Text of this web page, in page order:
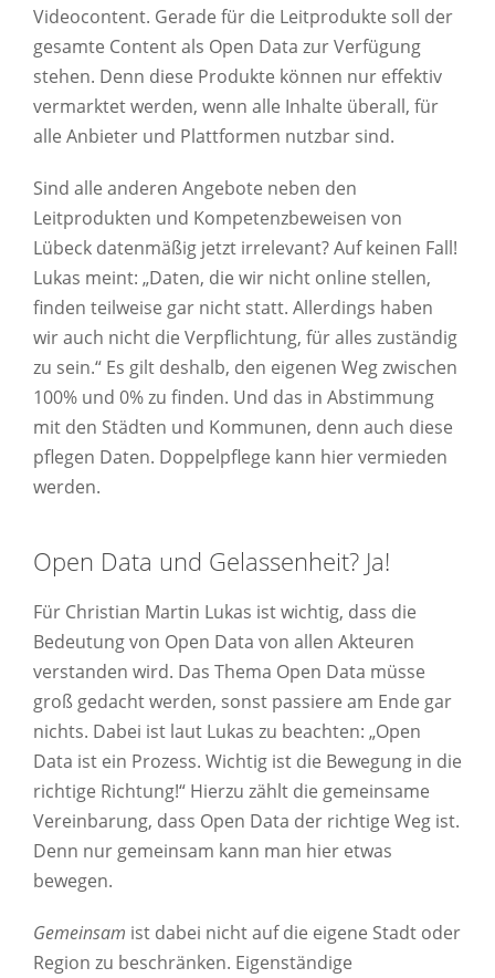
Videocontent. Gerade für die Leitprodukte soll der
gesamte Content als Open Data zur Verfügung
stehen. Denn diese Produkte können nur effektiv
vermarktet werden, wenn alle Inhalte überall, für
alle Anbieter und Plattformen nutzbar sind.
Sind alle anderen Angebote neben den
Leitprodukten und Kompetenzbeweisen von
Lübeck datenmäßig jetzt irrelevant? Auf keinen Fall!
Lukas meint: „Daten, die wir nicht online stellen,
finden teilweise gar nicht statt. Allerdings haben
wir auch nicht die Verpflichtung, für alles zuständig
zu sein.“ Es gilt deshalb, den eigenen Weg zwischen
100% und 0% zu finden. Und das in Abstimmung
mit den Städten und Kommunen, denn auch diese
pflegen Daten. Doppelpflege kann hier vermieden
werden.
Open Data und Gelassenheit? Ja!
Für Christian Martin Lukas ist wichtig, dass die
Bedeutung von Open Data von allen Akteuren
verstanden wird. Das Thema Open Data müsse
groß gedacht werden, sonst passiere am Ende gar
nichts. Dabei ist laut Lukas zu beachten: „Open
Data ist ein Prozess. Wichtig ist die Bewegung in die
richtige Richtung!“ Hierzu zählt die gemeinsame
Vereinbarung, dass Open Data der richtige Weg ist.
Denn nur gemeinsam kann man hier etwas
bewegen.
Gemeinsam ist dabei nicht auf die eigene Stadt oder
Region zu beschränken. Eigenständige